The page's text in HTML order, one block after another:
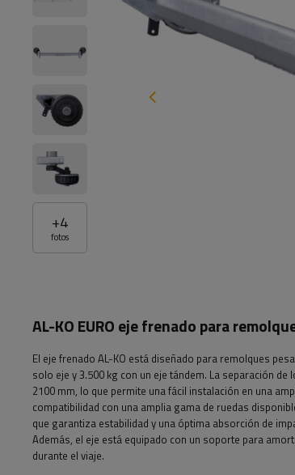
+4
fotos
AL-KO EURO eje frenado para
El eje frenado AL-KO está diseñado para remolques
solo eje y 3.500 kg con un eje tándem. La separación
2100 mm, lo que permite una fácil instalación en una
compatibilidad con una amplia gama de ruedas
que garantiza estabilidad y una óptima absorción de
Además, el eje está equipado con un soporte para
durante el viaje.